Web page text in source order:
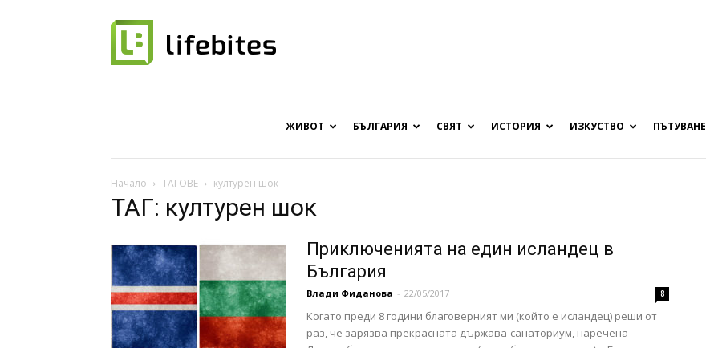
списание
за
хапки
ЖИВОТ БЪЛГАРИЯ СВЯТ ИСТОРИЯ ИЗКУСТВО ПЪТУВАНЕ
Начало ТАГОВЕ културен шок
ТАГ: културен шок
Приключенията на един исландец в
България
Влади Фиданова - 22/05/2017 8
Когато преди 8 години благоверният ми (който е исландец) реши от
раз, че зарязва прекрасната държава-санаториум, наречена